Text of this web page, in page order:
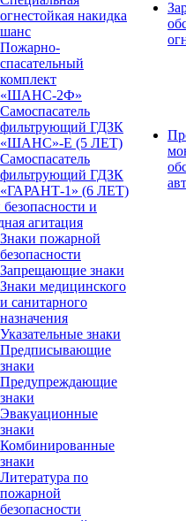
огнестойкая накидка
шанс
Пожарно-
спасательный
комплект
«ШАНС-2Ф»
Самоспасатель
фильтрующий ГДЗК
«ШАНС»-Е (5 ЛЕТ)
Самоспасатель
фильтрующий ГДЗК
«ГАРАНТ-1» (6 ЛЕТ)
и
агитация
Знаки пожарной
безопасности
Запрещающие знаки
Знаки медицинского
и санитарного
назначения
Указательные знаки
Предписывающие
знаки
Предупреждающие
знаки
Эвакуационные
знаки
Комбинированные
знаки
Литература по
пожарной
безопасности